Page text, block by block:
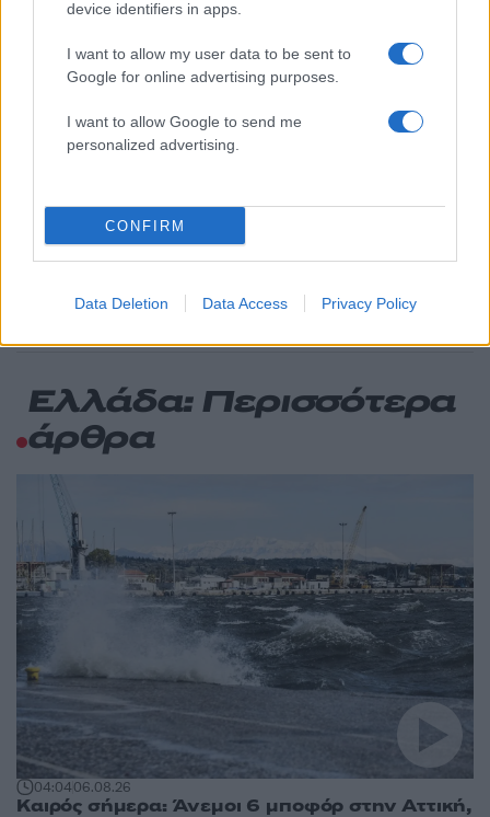
device identifiers in apps.
I want to allow my user data to be sent to
Google for online advertising purposes.
I want to allow Google to send me
personalized advertising.
CONFIRM
Data Deletion Data Access Privacy Policy
Παραιτήθηκαν Μουτσάτσου, Ιωαννίδου
και Κοτσόργιος - «Αποχωρώ από μια
αυταπάτη»
Αυγερινός, Μουτσάτσου και ακόμη 20
πρώην στελέχη κατά Καρυστιανού: «Δεν
Συνελήφθη στην Ψάθα αδερφός
αντιδημάρχου - Έσπασε το μπλόκο της
ΕΛΑΣ και έπεσε με το αυτοκίνητό του
Ελλάδα: Περισσότερα
άρθρα
04:0406.08.26
Καιρός σήμερα: Άνεμοι 6 μποφόρ στην Αττική,